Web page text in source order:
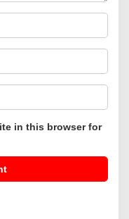
in this browser for